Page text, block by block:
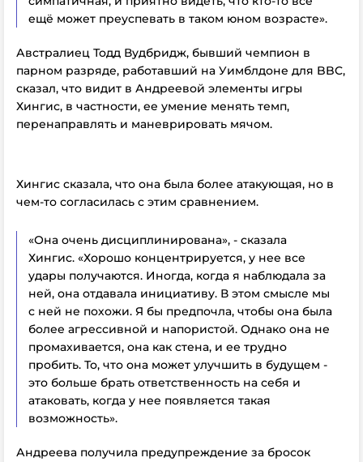
ещё может преуспевать в таком юном возрасте».
Австралиец Тодд Вудбридж, бывший чемпион в
парном разряде, работавший на Уимблдоне для BBC,
сказал, что видит в Андреевой элементы игры
Хингис, в частности, ее умение менять темп,
перенаправлять и маневрировать мячом.
Хингис сказала, что она была более атакующая, но в
чем-то согласилась с этим сравнением.
«Она очень дисциплинирована», - сказала
Хингис. «Хорошо концентрируется, у нее все
удары получаются. Иногда, когда я наблюдала за
ней, она отдавала инициативу. В этом смысле мы
с ней не похожи. Я бы предпочла, чтобы она была
более агрессивной и напористой. Однако она не
промахивается, она как стена, и ее трудно
пробить. То, что она может улучшить в будущем -
это больше брать ответственность на себя и
атаковать, когда у нее появляется такая
возможность».
Андреева получила предупреждение за бросок